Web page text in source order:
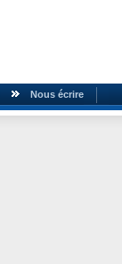
Nous écrire